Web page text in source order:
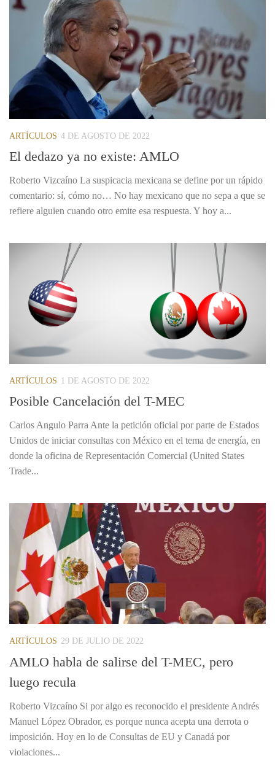
ARTÍCULOS 4 DE AGOSTO DE 2022
El dedazo ya no existe: AMLO
Roberto Vizcaíno La suspicacia mexicana se define por un rápido
comentario: sí, cómo no… No hay mexicano que no sepa a que se
refiere alguien cuando otro emite esa respuesta. Y hoy a...
ARTÍCULOS 1 DE AGOSTO DE 2022
Posible Cancelación del T-MEC
Carlos Angulo Parra Ante la petición oficial por parte de Estados
Unidos de iniciar consultas con México en el tema de energía, en
donde la oficina de Representación Comercial (United States
Trade...
ARTÍCULOS 29 DE JULIO DE 2022
AMLO habla de salirse del T-MEC, pero
luego recula
Roberto Vizcaíno Si por algo es reconocido el presidente Andrés
Manuel López Obrador, es porque nunca acepta una derrota o
imposición. Hoy en lo de Consultas de EU y Canadá por
violaciones...